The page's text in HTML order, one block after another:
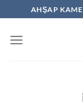
AHŞAP